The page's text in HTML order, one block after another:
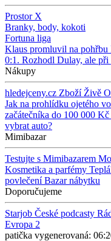
Prostor X
Branky, body, kokoti
Fortuna liga
Klaus promluvil na pohřbu
0:1. Rozhodl Dulay, ale při
Nákupy
hledejceny.cz Zboží Živě
Jak na prohlídku ojetého
začátečníka do 100 000 Kč
vybrat auto?
Mimibazar
Testujte s Mimibazarem
Kosmetika a parfémy
povlečeníBazar nábytku
Doporučujeme
Starjob České podcasty
Evropa 2
patička vygenerovaná: